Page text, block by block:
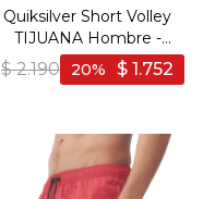
Quiksilver Short Volley
TIJUANA Hombre -
Multicolor - Multicolor
$ 2.190 $ 1.752
20